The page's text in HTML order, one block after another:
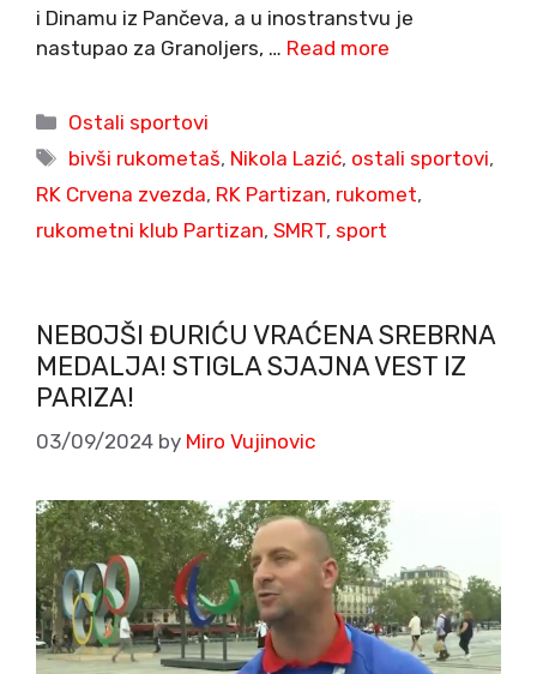
i Dinamu iz Pančeva, a u inostranstvu je
nastupao za Granoljers, … Read more
Categories
Ostali sportovi
Tags
bivši rukometaš, Nikola Lazić, ostali sportovi,
RK Crvena zvezda, RK Partizan, rukomet,
rukometni klub Partizan, SMRT, sport
NEBOJŠI ĐURIĆU VRAĆENA SREBRNA
MEDALJA! STIGLA SJAJNA VEST IZ
PARIZA!
03/09/2024 by Miro Vujinovic